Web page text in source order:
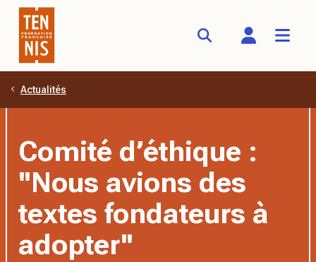
Aller au contenu principal
Actualités
Comité d’éthique :
''Nous avions des
textes fondateurs à
adopter''